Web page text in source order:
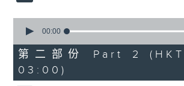
seconds
56
minutes,
19
seconds
00:00
第二部份 Part 2
03:00)